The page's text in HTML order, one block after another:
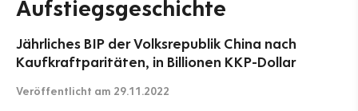
Aufstiegsgeschichte
Jährliches BIP der Volksrepublik China nach
Kaufkraftparitäten, in Billionen KKP-Dollar
Veröffentlicht am 29.11.2022